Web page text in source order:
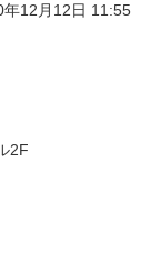
年12月12日 11:55
2F